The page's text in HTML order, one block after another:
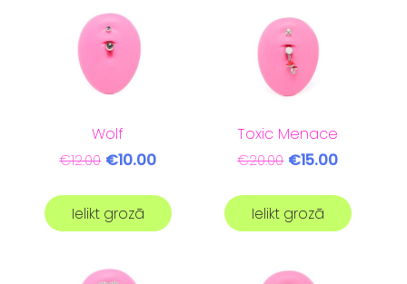
Wolf
€12.00 €10.00
Ielikt grozā
Toxic Menace
€20.00 €15.00
Ielikt grozā